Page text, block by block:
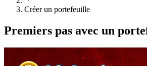
Créer un portefeuille
Premiers pas avec un